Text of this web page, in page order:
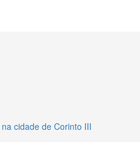
cidade de Corinto III